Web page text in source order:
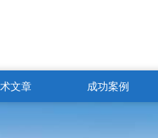
文章 成功案例